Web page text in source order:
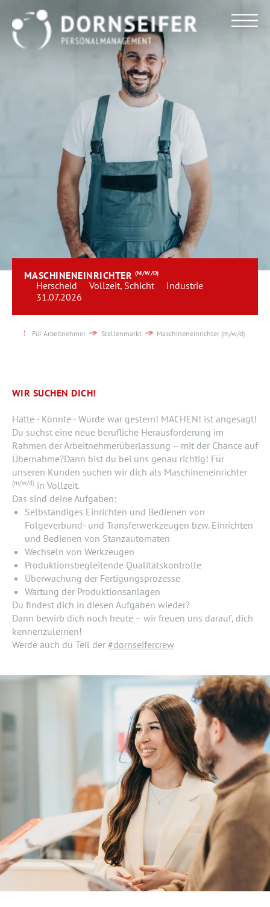
MASCHINENEINRICHTER (M/W/D)
Herscheid Vollzeit, Schicht
Industrie
31.07.2026
Für Arbeitnehmer Stellenmarkt Maschineneinrichter (m/w/d)
WIR SUCHEN DICH!
Hätte - Könnte - Würde war gestern! MACHEN! ist angesagt!
Du suchst eine neue berufliche Herausforderung im
Rahmen der Arbeitnehmerüberlassung – mit der Chance auf
Übernahme?Dann bist du bei uns genau richtig! Für
unseren Kunden suchen wir dich als Maschineneinrichter
(m/w/d) in Vollzeit.
Das sind deine Aufgaben:
Selbständiges Einrichten und Bedienen von
Folgeverbund- und Transferwerkzeugen bzw. Einrichten
und Bedienen von Stanzautomaten
Wechseln von Werkzeugen
Produktionsbegleitende Qualitätskontrolle
Überwachung der Fertigungsprozesse
Wartung der Produktionsanlagen
Du findest dich in diesen Aufgaben wieder?
Dann bewirb dich noch heute – wir freuen uns darauf, dich
kennenzulernen!
Werde auch du Teil der #dornseifercrew
Für Arbeitnehmer
Für Unternehmen
Dornseifer DNA
Referenzen
Stellenmarkt
Blog
Team
Kontakt